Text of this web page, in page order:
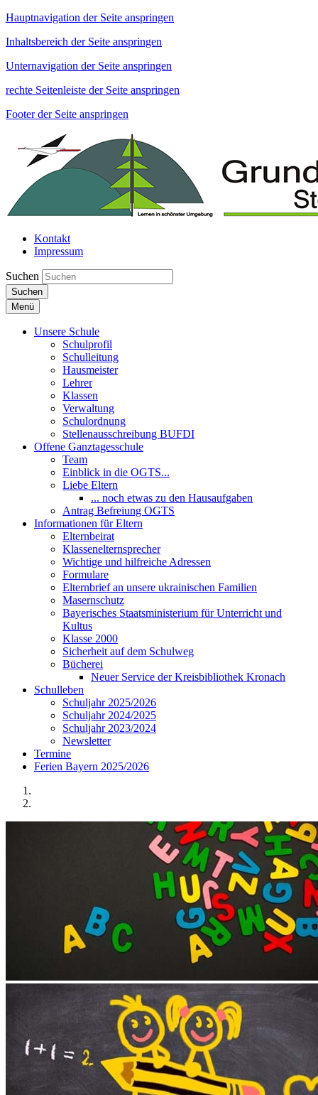
Hauptnavigation der Seite anspringen
Inhaltsbereich der Seite anspringen
Unternavigation der Seite anspringen
rechte Seitenleiste der Seite anspringen
Footer der Seite anspringen
Kontakt
Impressum
Suchen
Suchen
Menü
Unsere Schule
Schulprofil
Schulleitung
Hausmeister
Lehrer
Klassen
Verwaltung
Schulordnung
Stellenausschreibung BUFDI
Offene Ganztagesschule
Team
Einblick in die OGTS...
Liebe Eltern
... noch etwas zu den Hausaufgaben
Antrag Befreiung OGTS
Informationen für Eltern
Elternbeirat
Klassenelternsprecher
Wichtige und hilfreiche Adressen
Formulare
Elternbrief an unsere ukrainischen Familien
Masernschutz
Bayerisches Staatsministerium für Unterricht und
Kultus
Klasse 2000
Sicherheit auf dem Schulweg
Bücherei
Neuer Service der Kreisbibliothek Kronach
Schulleben
Schuljahr 2025/2026
Schuljahr 2024/2025
Schuljahr 2023/2024
Newsletter
Termine
Ferien Bayern 2025/2026